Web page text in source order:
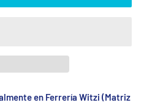
en Ferrería Witzi (Matriz